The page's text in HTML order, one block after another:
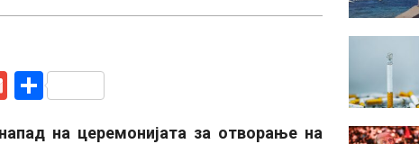
GmailShare
на церемонијата за отворање на